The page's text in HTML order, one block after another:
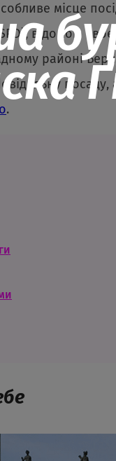
місце
відомою
районі
.